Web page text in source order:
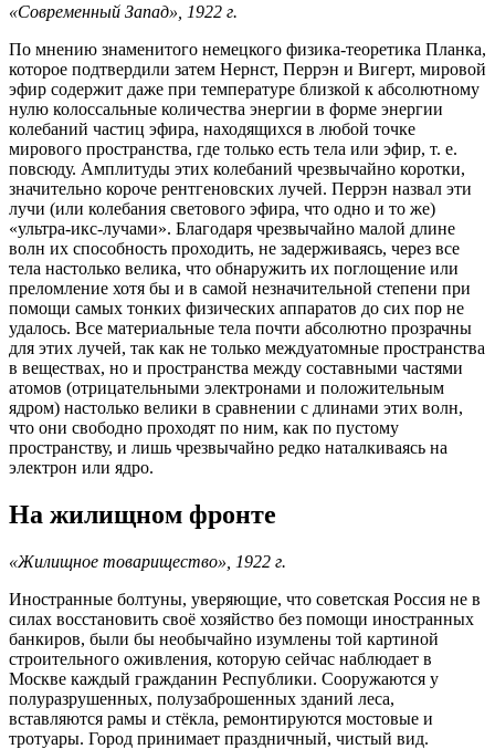
«Современный Запад», 1922 г.
По мнению знаменитого немецкого физика-теоретика Планка,
которое подтвердили затем Нернст, Перрэн и Вигерт, мировой
эфир содержит даже при температуре близкой к абсолютному
нулю колоссальные количества энергии в форме энергии
колебаний частиц эфира, находящихся в любой точке
мирового пространства, где только есть тела или эфир, т. е.
повсюду. Амплитуды этих колебаний чрезвычайно коротки,
значительно короче рентгеновских лучей. Перрэн назвал эти
лучи (или колебания светового эфира, что одно и то же)
«ультра-икс-лучами». Благодаря чрезвычайно малой длине
волн их способность проходить, не задерживаясь, через все
тела настолько велика, что обнаружить их поглощение или
преломление хотя бы и в самой незначительной степени при
помощи самых тонких физических аппаратов до сих пор не
удалось. Все материальные тела почти абсолютно прозрачны
для этих лучей, так как не только междуатомные пространства
в веществах, но и пространства между составными частями
атомов (отрицательными электронами и положительным
ядром) настолько велики в сравнении с длинами этих волн,
что они свободно проходят по ним, как по пустому
пространству, и лишь чрезвычайно редко наталкиваясь на
электрон или ядро.
На жилищном фронте
«Жилищное товарищество», 1922 г.
Иностранные болтуны, уверяющие, что советская Россия не в
силах восстановить своё хозяйство без помощи иностранных
банкиров, были бы необычайно изумлены той картиной
строительного оживления, которую сейчас наблюдает в
Москве каждый гражданин Республики. Сооружаются у
полуразрушенных, полузаброшенных зданий леса,
вставляются рамы и стёкла, ремонтируются мостовые и
тротуары. Город принимает праздничный, чистый вид.